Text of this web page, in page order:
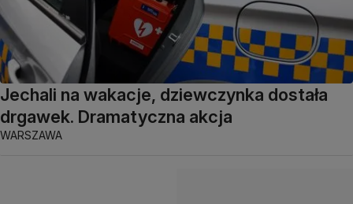
Jechali na wakacje, dziewczynka dostała
drgawek. Dramatyczna akcja
WARSZAWA